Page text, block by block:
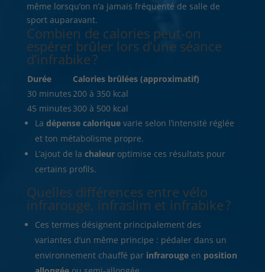
même lorsqu’on n’a jamais fréquenté de salle de
sport auparavant.
Combien de calories peut-on
espérer brûler lors d’une séance
d’infrabike ?
Durée
Calories brûlées (approximatif)
30 minutes200 à 350 kcal
45 minutes 300 à 500 kcal
La dépense caloriquevarie selon l’intensité réglée
et ton métabolisme propre.
L’ajout de la chaleuroptimise ces résultats pour
certains profils.
Quelles différences entre vélo
infrarouge, infraslim et infrabike ?
Ces termes désignent principalement des
variantes d’un même principe : pédaler dans un
environnement chauffé par infrarougeen position